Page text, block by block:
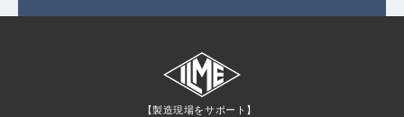
【製造現場をサポート】